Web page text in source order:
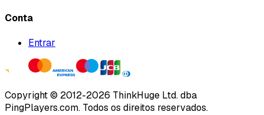
Conta
Entrar
Copyright © 2012-2026 ThinkHuge Ltd.dba
PingPlayers.com. Todos os direitos reservados.